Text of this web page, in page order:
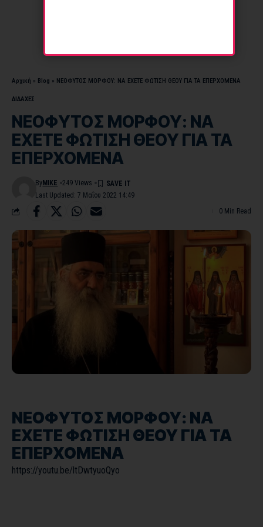
Αρχική » Blog » ΝΕΟΦΥΤΟΣ ΜΟΡΦΟΥ: ΝΑ ΕΧΕΤΕ ΦΩΤΙΣΗ ΘΕΟΥ ΓΙΑ ΤΑ ΕΠΕΡΧΟΜΕΝΑ
ΔΙΔΑΧΕΣ
ΝΕΟΦΥΤΟΣ ΜΟΡΦΟΥ: ΝΑ
ΕΧΕΤΕ ΦΩΤΙΣΗ ΘΕΟΥ ΓΙΑ ΤΑ
ΕΠΕΡΧΟΜΕΝΑ
Last Updated: 7 Μαΐου 2022 14:49
By MIKE 249 Views
0 Min Read
ΝΕΟΦΥΤΟΣ ΜΟΡΦΟΥ: ΝΑ
ΕΧΕΤΕ ΦΩΤΙΣΗ ΘΕΟΥ ΓΙΑ ΤΑ
ΕΠΕΡΧΟΜΕΝΑ
https://youtu.be/ltDwtyuoQyo